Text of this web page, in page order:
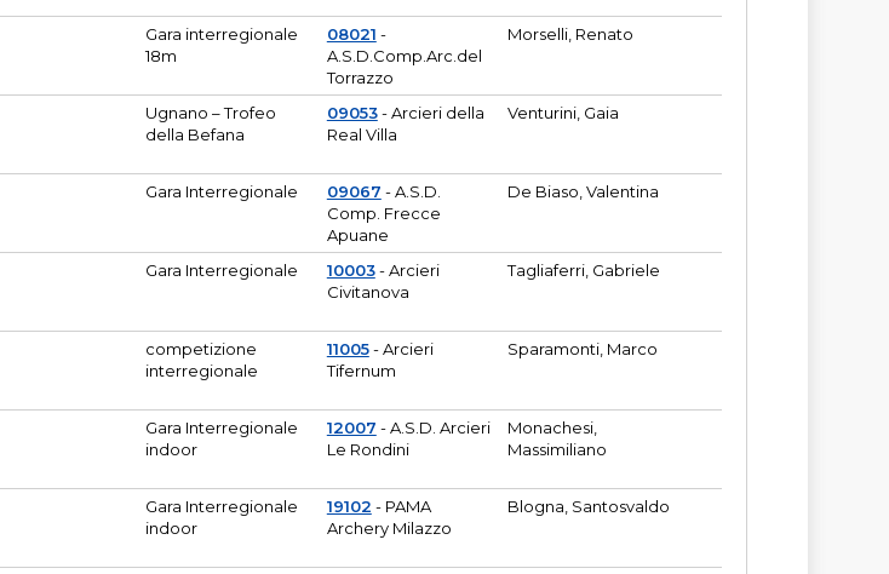
Gara interregionale
18m
08021 -
A.S.D.Comp.Arc.del
Torrazzo
Morselli, Renato
Ugnano – Trofeo
della Befana
09053- Arcieri della
Real Villa
Venturini, Gaia
Gara Interregionale 09067 - A.S.D.
Comp. Frecce
Apuane
De Biaso, Valentina
Gara Interregionale 10003- Arcieri
Civitanova
Tagliaferri, Gabriele
competizione
interregionale
11005- Arcieri
Tifernum
Sparamonti, Marco
Gara Interregionale
indoor
12007 - A.S.D. Arcieri
Le Rondini
Monachesi,
Massimiliano
Gara Interregionale
indoor
19102 - PAMA
Archery Milazzo
Blogna, Santosvaldo